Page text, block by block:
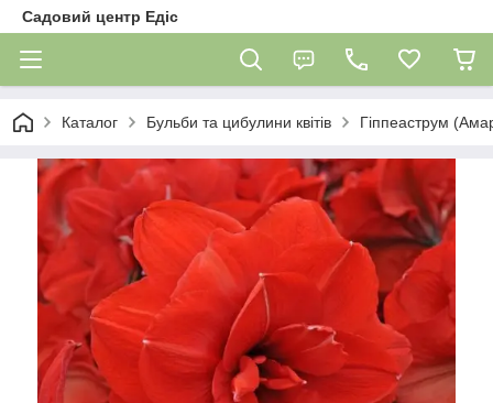
Садовий центр Едіс
Каталог Бульби та цибулини квітів Гіппеаструм